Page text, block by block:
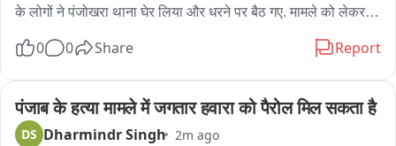
के लोगों ने पंजोखरा थाना घेर लिया और धरने पर बैठ गए. मामले को लेकर
चली. बातचीत के बाद पुलिस ने दोनों युवकों को साक्ष्यों के अभाव में छोड़
दर्ज करने की मांग उठाई गई है. पंजाबोखरा साहिब में दो दिन पहले हुए
घटनाक्रम के बाद मामला लगातार तूल पकड़ रहा है. IAKTF के राष्ट्रीय
अध्यक्ष गुरसिमरन मंड के साथ मारपीट और उनकी गाड़ी पर हमले के आरोपों
0 0 Share Report
पंजाब के हत्या मामले में जगतार हवारा को पैरोल मिल सकता है
DS Dharmindr Singh 2m ago